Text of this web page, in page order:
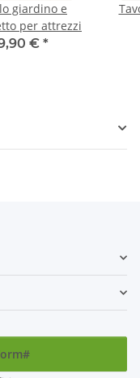
giardino e
per attrezzi
€ *